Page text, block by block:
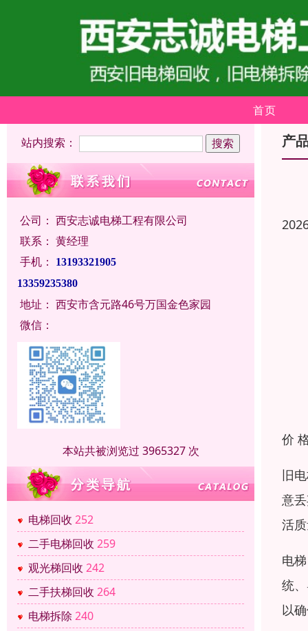
首页
站内搜索：
公司： 西安志诚电梯工程有限公司
联系： 黄经理
手机：
13193321905
13359235380
地址： 西安市含元路46号万国金色家园
微信：
本站共被浏览过 3965327 次
电梯回收 252
二手电梯回收 259
观光梯回收 242
二手扶梯回收 264
电梯拆除 240
产
价
旧
意
活
电
统
以